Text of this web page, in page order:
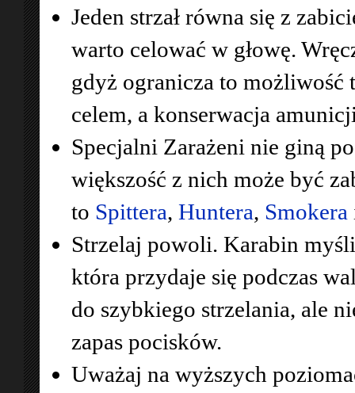
Jeden strzał równa się z
warto celować w głowę.
gdyż ogranicza to możliwość
celem, a konserwacja
Specjalni Zarażeni nie giną
większość z nich może być
to Spittera, Huntera, Smokera
Strzelaj powoli. Karabin
która przydaje się podczas
do szybkiego strzelania, ale
zapas pocisków.
Uważaj na wyższych